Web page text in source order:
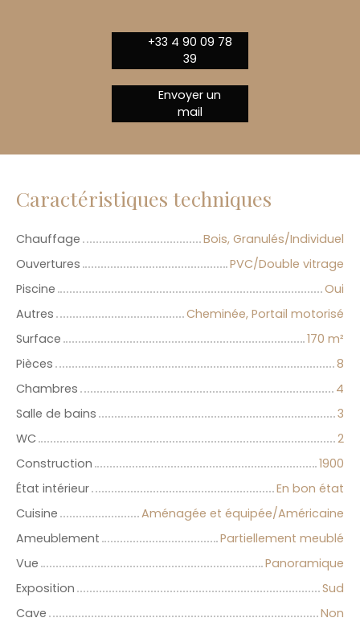
+33 4 90 09 78
39
Envoyer un
mail
Caractéristiques techniques
Chauffage
Bois, Granulés/Individuel
Ouvertures
PVC/Double vitrage
Piscine
Oui
Autres
Cheminée, Portail motorisé
Surface
170 m²
Pièces
8
Chambres
4
Salle de bains
3
WC
2
Construction
1900
État intérieur
En bon état
Cuisine
Aménagée et équipée/Américaine
Ameublement
Partiellement meublé
Vue
Panoramique
Exposition
Sud
Cave
Non